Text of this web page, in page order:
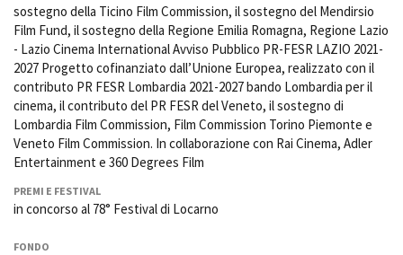
sostegno della Ticino Film Commission, il sostegno del Mendirsio
Film Fund, il sostegno della Regione Emilia Romagna, Regione Lazio
- Lazio Cinema International Avviso Pubblico PR-FESR LAZIO 2021-
2027 Progetto cofinanziato dall’Unione Europea, realizzato con il
contributo PR FESR Lombardia 2021-2027 bando Lombardia per il
cinema, il contributo del PR FESR del Veneto, il sostegno di
Lombardia Film Commission, Film Commission Torino Piemonte e
Veneto Film Commission. In collaborazione con Rai Cinema, Adler
Entertainment e 360 Degrees Film
PREMI E FESTIVAL
in concorso al 78° Festival di Locarno
FONDO